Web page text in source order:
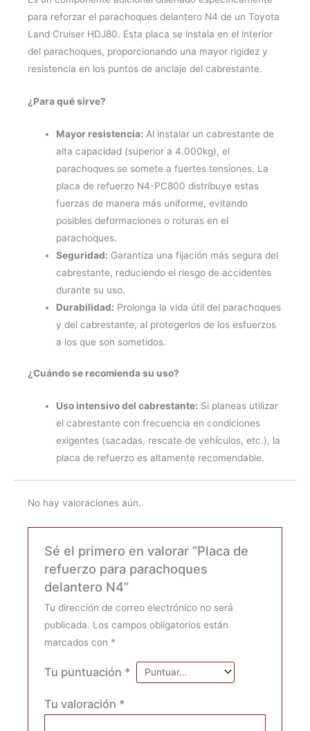
para reforzar el parachoques delantero N4 de un Toyota
Land Cruiser HDJ80. Esta placa se instala en el interior
del parachoques, proporcionando una mayor rigidez y
resistencia en los puntos de anclaje del cabrestante.
¿Para qué sirve?
Mayor resistencia: Al instalar un cabrestante de
alta capacidad (superior a 4.000kg), el
parachoques se somete a fuertes tensiones. La
placa de refuerzo N4-PC800 distribuye estas
fuerzas de manera más uniforme, evitando
posibles deformaciones o roturas en el
parachoques.
Seguridad: Garantiza una fijación más segura del
cabrestante, reduciendo el riesgo de accidentes
durante su uso.
Durabilidad: Prolonga la vida útil del parachoques
y del cabrestante, al protegerlos de los esfuerzos
a los que son sometidos.
¿Cuándo se recomienda su uso?
Uso intensivo del cabrestante: Si planeas utilizar
el cabrestante con frecuencia en condiciones
exigentes (sacadas, rescate de vehículos, etc.), la
placa de refuerzo es altamente recomendable.
No hay valoraciones aún.
Sé el primero en valorar “Placa de
refuerzo para parachoques
delantero N4”
Tu dirección de correo electrónico no será
publicada. Los campos obligatorios están
marcados con *
Tu puntuación *
Tu valoración *